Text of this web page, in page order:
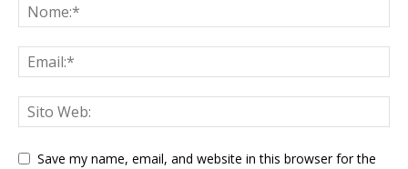
Save my name, email, and website in this browser for the